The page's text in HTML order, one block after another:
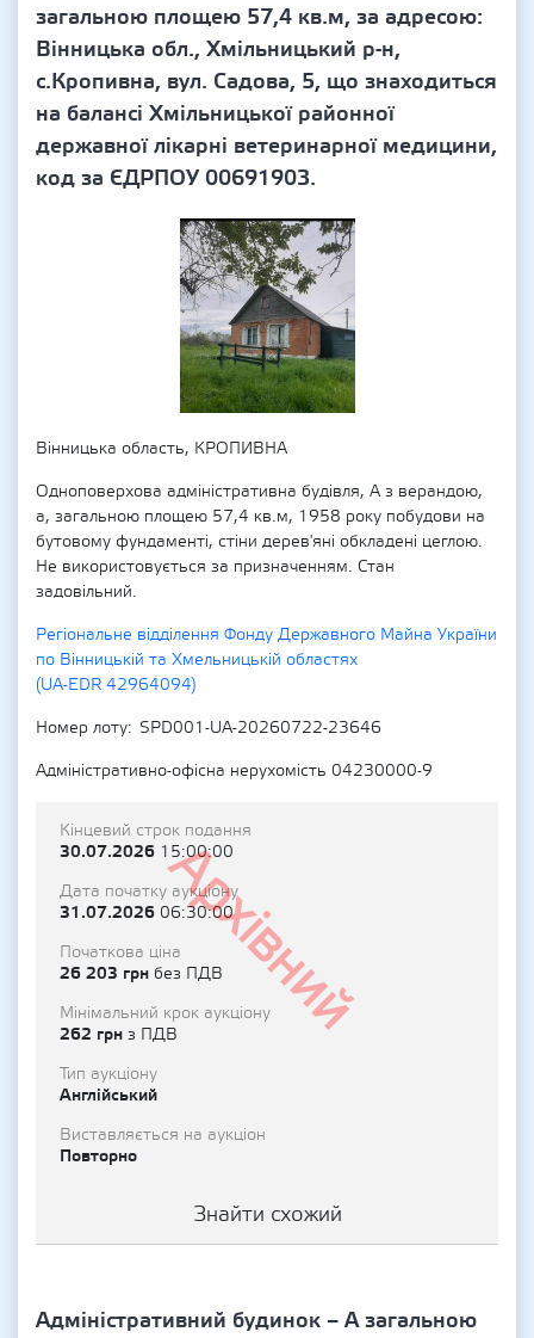
загальною площею 57,4 кв.м, за адресою:
Вінницька обл., Хмільницький р-н,
с.Кропивна, вул. Садова, 5, що знаходиться
на балансі Хмільницької районної
державної лікарні ветеринарної медицини,
код за ЄДРПОУ 00691903.
Вінницька область, КРОПИВНА
Одноповерхова адміністративна будівля, А з верандою,
а, загальною площею 57,4 кв.м, 1958 року побудови на
бутовому фундаменті, стіни дерев'яні обкладені цеглою.
Не використовується за призначенням. Стан
задовільний.
Регіональне відділення Фонду Державного Майна України
по Вінницькій та Хмельницькій областях
(UA-EDR 42964094)
Номер лоту
SPD001-UA-20260722-23646
Адміністративно-офісна нерухомість 04230000-9
Архівний
Кінцевий строк подання
30.07.2026 15:00:00
Дата початку аукціону
31.07.2026 06:30:00
Початкова ціна
26 203 грн без ПДВ
Мінімальний крок аукціону
262 грн з ПДВ
Тип аукціону
Англійський
Виставляється на аукціон
Повторно
Знайти схожий
Адміністративний будинок – А загальною